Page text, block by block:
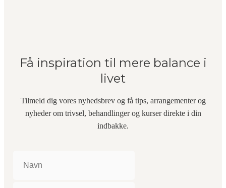
Få inspiration til mere balance i
livet
Tilmeld dig vores nyhedsbrev og få tips, arrangementer og
nyheder om trivsel, behandlinger og kurser direkte i din
indbakke.